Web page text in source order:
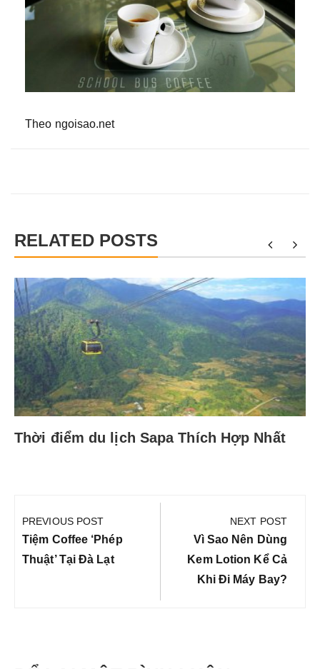
Theo ngoisao.net
RELATED POSTS
Thời điểm du lịch Sapa Thích Hợp Nhất
hướng
bài
viết
PREVIOUS POST
Previous
Post:
Tiệm Coffee ‘phép
Thuật’ Tại Đà Lạt
NEXT POST
Next
Post:
Vì Sao Nên Dùng
Kem Lotion Kể Cả
Khi Đi Máy Bay?